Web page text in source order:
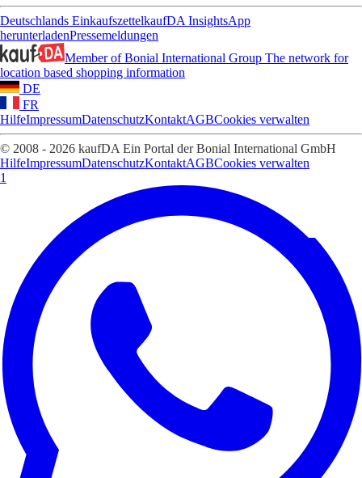
Deutschlands EinkaufszettelkaufDA InsightsApp
herunterladenPressemeldungen
Member of Bonial International Group The network for
location based shopping information
DE
FR
HilfeImpressumDatenschutzKontaktAGBCookies verwalten
© 2008 - 2026 kaufDA Ein Portal der Bonial International GmbH
HilfeImpressumDatenschutzKontaktAGBCookies verwalten
1